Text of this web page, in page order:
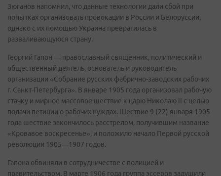
Зюганов напомнил, что данные технологии дали сбой при
попытках организовать провокации в России и Белоруссии,
однако с их помощью Украина превратилась в
разваливающуюся страну.
Георгий Гапон — православный священник, политический и
общественный деятель, основатель и руководитель
организации «Собрание русских фабрично-заводских рабочих
г. Санкт-Петербурга». В январе 1905 года организовал рабочую
стачку и мирное массовое шествие к царю Николаю II с целью
подачи петиции о рабочих нуждах. Шествие 9 (22) января 1905
года шествие закончилось расстрелом, получившим название
«Кровавое воскресенье», и положило начало Первой русской
революции 1905—1907 годов.
Гапона обвиняли в сотрудничестве с полицией и
правительством. В марте 1906 года группа эссеров задушили